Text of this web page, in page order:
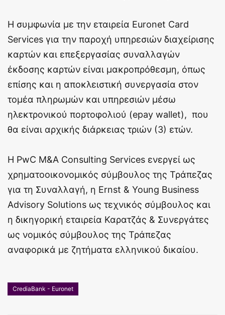
Η συμφωνία με την εταιρεία Euronet Card
Services για την παροχή υπηρεσιών διαχείρισης
καρτών και επεξεργασίας συναλλαγών
έκδοσης καρτών είναι μακροπρόθεσμη, όπως
επίσης και η αποκλειστική συνεργασία στον
τομέα πληρωμών και υπηρεσιών μέσω
ηλεκτρονικού πορτοφολιού (epay wallet), που
θα είναι αρχικής διάρκειας τριών (3) ετών.
Η PwC M&A Consulting Services ενεργεί ως
χρηματοοικονομικός σύμβουλος της Τράπεζας
για τη Συναλλαγή, η Ernst & Young Business
Advisory Solutions ως τεχνικός σύμβουλος και
η δικηγορική εταιρεία Καρατζάς & Συνεργάτες
ως νομικός σύμβουλος της Τράπεζας
αναφορικά με ζητήματα ελληνικού δικαίου.
CrediaBank - Euronet